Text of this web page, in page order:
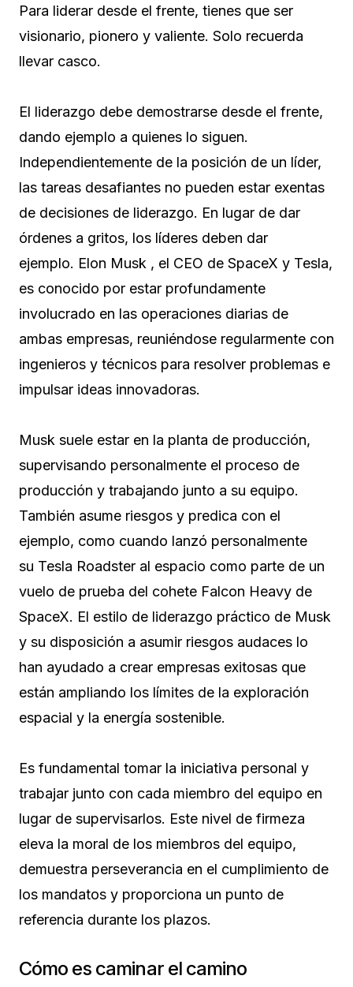
Para liderar desde el frente, tienes que ser
visionario, pionero y valiente. Solo recuerda
llevar casco.
El liderazgo debe demostrarse desde el frente,
dando ejemplo a quienes lo siguen.
Independientemente de la posición de un líder,
las tareas desafiantes no pueden estar exentas
de decisiones de liderazgo. En lugar de dar
órdenes a gritos, los líderes deben dar
ejemplo. Elon Musk , el CEO de SpaceX y Tesla,
es conocido por estar profundamente
involucrado en las operaciones diarias de
ambas empresas, reuniéndose regularmente con
ingenieros y técnicos para resolver problemas e
impulsar ideas innovadoras.
Musk suele estar en la planta de producción,
supervisando personalmente el proceso de
producción y trabajando junto a su equipo.
También asume riesgos y predica con el
ejemplo, como cuando lanzó personalmente
su Tesla Roadster al espacio como parte de un
vuelo de prueba del cohete Falcon Heavy de
SpaceX. El estilo de liderazgo práctico de Musk
y su disposición a asumir riesgos audaces lo
han ayudado a crear empresas exitosas que
están ampliando los límites de la exploración
espacial y la energía sostenible.
Es fundamental tomar la iniciativa personal y
trabajar junto con cada miembro del equipo en
lugar de supervisarlos. Este nivel de firmeza
eleva la moral de los miembros del equipo,
demuestra perseverancia en el cumplimiento de
los mandatos y proporciona un punto de
referencia durante los plazos.
Cómo es caminar el camino